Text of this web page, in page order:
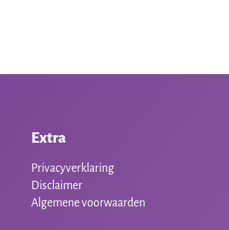
Extra
Privacyverklaring
Disclaimer
Algemene voorwaarden